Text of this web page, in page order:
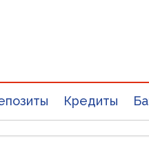
Кредиты